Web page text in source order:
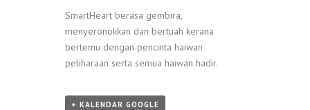
SmartHeart berasa gembira,
menyeronokkan dan bertuah kerana
bertemu dengan pencinta haiwan
peliharaan serta semua haiwan hadir.
+ KALENDAR GOOGLE